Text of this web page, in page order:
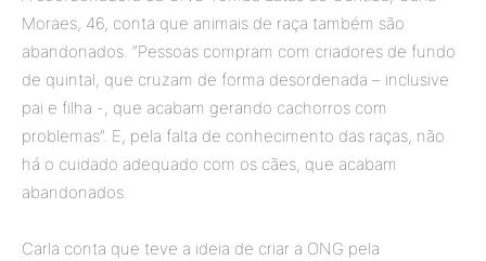
Moraes, 46, conta que animais de raça também são
abandonados. “Pessoas compram com criadores de fundo
de quintal, que cruzam de forma desordenada – inclusive
pai e filha -, que acabam gerando cachorros com
problemas”. E, pela falta de conhecimento das raças, não
há o cuidado adequado com os cães, que acabam
abandonados.
Carla conta que teve a ideia de criar a ONG pela